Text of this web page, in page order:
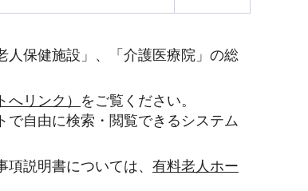
人保健施設」、「介護医療院」の総
リンク） をご覧ください。
自由に検索・閲覧できるシステム
説明書については、 有料老人ホー